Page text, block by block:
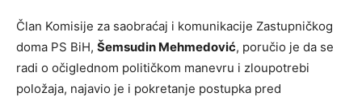
Član Komisije za saobraćaj i komunikacije Zastupničkog
doma PS BiH, Šemsudin Mehmedović, poručio je da se
radi o očiglednom političkom manevru i zloupotrebi
položaja, najavio je i pokretanje postupka pred